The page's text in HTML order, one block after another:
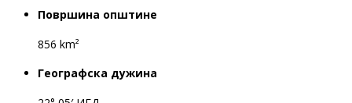
Површина општине
856 km²
Географска дужина